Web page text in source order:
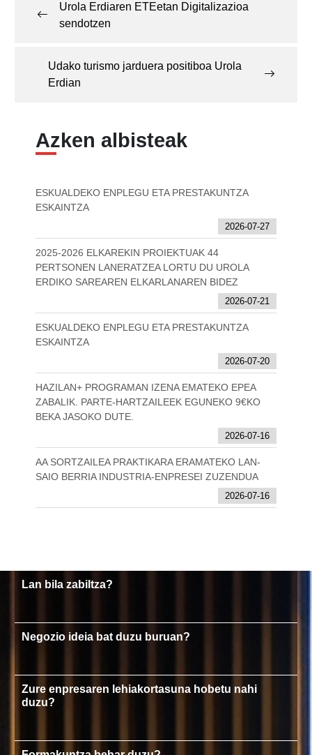
Urola Erdiaren ETEetan Digitalizazioa
sendotzen
Udako turismo jarduera positiboa Urola
Erdian
Azken albisteak
ESKUALDEKO ENPLEGU ETA PRESTAKUNTZA
ESKAINTZA
2026-07-27
2025-2026 ELKAREKIN PROIEKTUAK 44
PERTSONEN LANERATZEA LORTU DU UROLA
ERDIKO SAREAREN ELKARLANAREN BIDEZ
2026-07-21
ESKUALDEKO ENPLEGU ETA PRESTAKUNTZA
ESKAINTZA
2026-07-20
HAZILAN+ PROGRAMAN IZENA EMATEKO EPEA
ZABALIK. PARTE-HARTZAILEEK EGUNEKO 9€KO
BEKA JASOKO DUTE.
2026-07-16
AA SORTZAILEA PRAKTIKARA ERAMATEKO LAN-
SAIO BERRIA INDUSTRIA-ENPRESEI ZUZENDUA
2026-07-16
Lan bila zabiltza?
Negozio ideia bat duzu buruan?
Zure enpresaren lehiakortasuna hobetu nahi
duzu?